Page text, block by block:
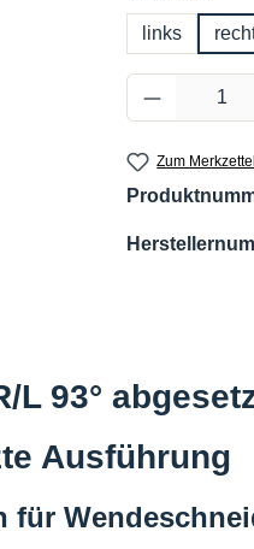
links
Produkt
Zum
L 93°
Ausführung